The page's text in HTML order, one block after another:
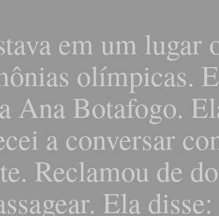
em um lugar
olímpicas.
Ana Botafogo.
a conversar
Reclamou de
Ela